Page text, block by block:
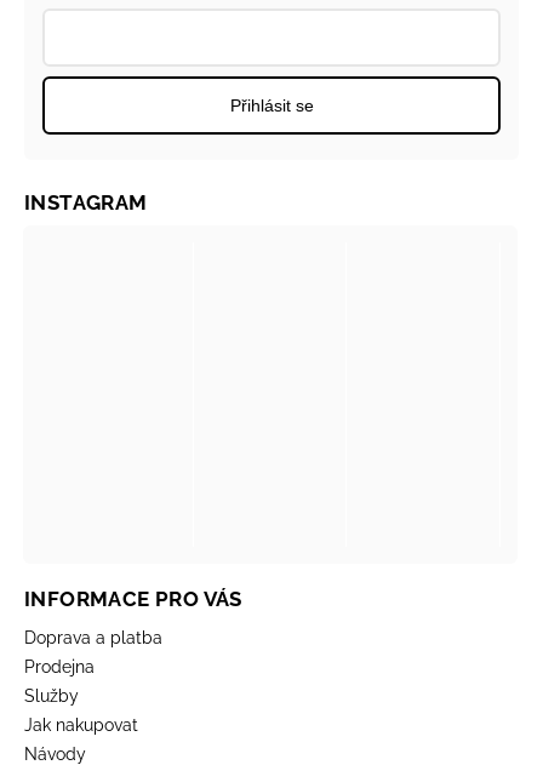
Přihlásit se
INFORMACE PRO VÁS
Doprava a platba
Prodejna
Služby
Jak nakupovat
Návody
INSTAGRAM